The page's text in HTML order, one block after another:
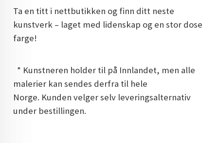
Ta en titt i nettbutikken og finn ditt neste
kunstverk – laget med lidenskap og en stor dose
farge!
* Kunstneren holder til på Innlandet, men alle
malerier kan sendes derfra til hele
Norge. Kunden velger selv leveringsalternativ
under bestillingen.